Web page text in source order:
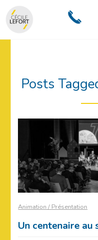
Posts
Animation / Présentation
Un centenaire au